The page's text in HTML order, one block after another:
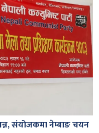
संयोजकमा नेम्बाङ चयन